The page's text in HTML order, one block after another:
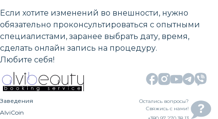
Если хотите изменений во внешности, нужно
обязательно проконсультироваться с опытными
специалистами, заранее выбрать дату, время,
сделать онлайн запись на процедуру.
Любите себя!
Заведения
AlviCoin
Остались вопросы?
Свяжись с нами!